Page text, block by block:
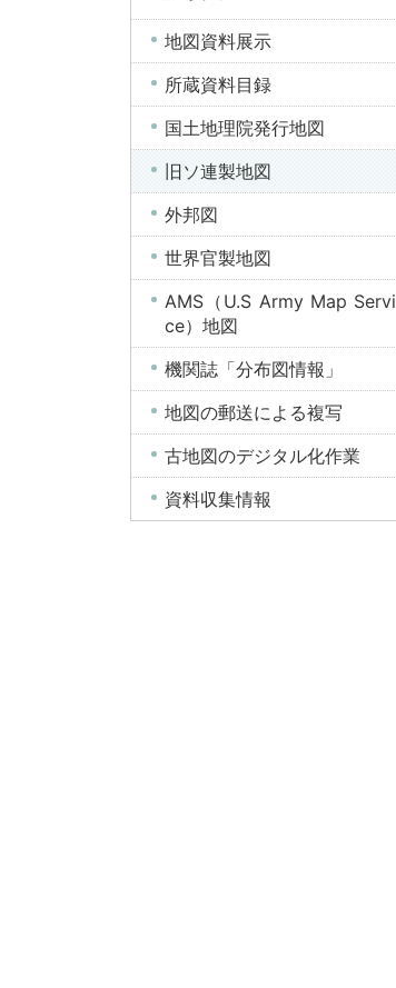
地図資料展示
所蔵資料目録
国土地理院発行地図
旧ソ連製地図
外邦図
世界官製地図
AMS（U.S Army Map Servi
ce）地図
機関誌「分布図情報」
地図の郵送による複写
古地図のデジタル化作業
資料収集情報